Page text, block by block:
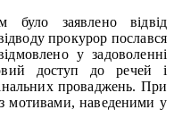
було заявлено відвід
прокурор послався
у задоволенні
доступ до речей і
проваджень. При
мотивами, наведеними у